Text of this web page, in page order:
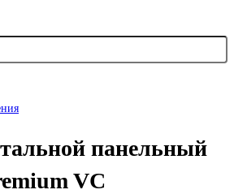
панельный
VC